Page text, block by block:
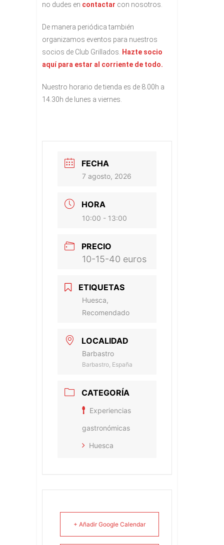
no dudes en contactar con nosotros.
De manera periódica también
organizamos eventos para nuestros
socios de Club Grillados.
Hazte socio
aquí para estar al corriente de todo.
Nuestro horario de tienda es de 8.00h a
14.30h de lunes a viernes.
FECHA
7 agosto, 2026
HORA
10:00 - 13:00
PRECIO
10-15-40 euros
ETIQUETAS
Huesca,
Recomendado
LOCALIDAD
Barbastro
Barbastro, España
CATEGORÍA
Experiencias
gastronómicas
Huesca
+ Añadir Google Calendar